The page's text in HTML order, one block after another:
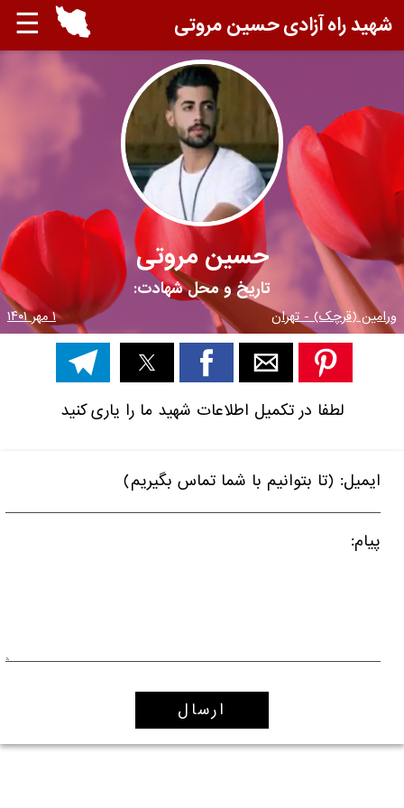
☰ شهید راه آزادی حسین مروتی
حسین مروتی
تاریخ و محل شهادت:
ورامین (قرچک) - تهران ۱ مهر ۱۴۰۱
لطفا در تکمیل اطلاعات شهید ما را یاری کنید
ایمیل: (تا بتوانیم با شما تماس بگیریم)
پیام: